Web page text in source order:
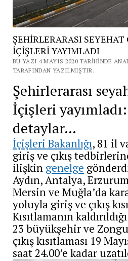
ŞEHİRLERARASI SEYEHAT
İÇİŞLERİ YAYIMLADI
BU YAZI 4 MAYIS 2020 TARIHINDE
TARAFINDAN YAZILMIŞTIR.
Şehirlerarası
İçişleri
detaylar…
İçişleri Bakanlığı, 81 il
giriş ve çıkış
ilişkin genelge
Aydın, Antalya,
Mersin ve Muğla’da
yoluyla giriş ve çıkış
Kısıtlamanın
23 büyükşehir ve
çıkış kısıtlaması 19
saat 24.00’e kadar